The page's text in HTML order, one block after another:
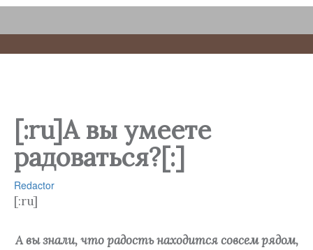
[:ru]А вы умеете
радоваться?[:]
Redactor
[:ru]
А вы знали, что радость находится совсем рядом,